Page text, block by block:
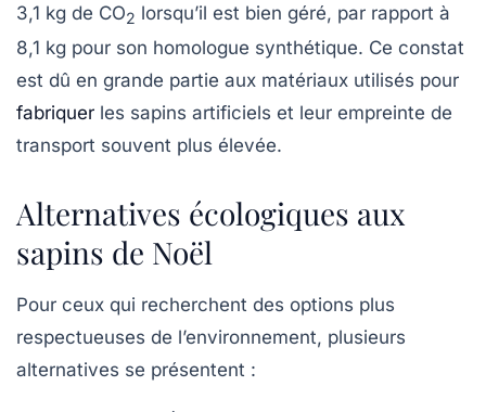
3,1 kg de CO2 lorsqu’il est bien géré, par rapport à
8,1 kg pour son homologue synthétique. Ce constat
est dû en grande partie aux matériaux utilisés pour
fabriquer les sapins artificiels et leur empreinte de
transport souvent plus élevée.
Alternatives écologiques aux
sapins de Noël
Pour ceux qui recherchent des options plus
respectueuses de l’environnement, plusieurs
alternatives se présentent :